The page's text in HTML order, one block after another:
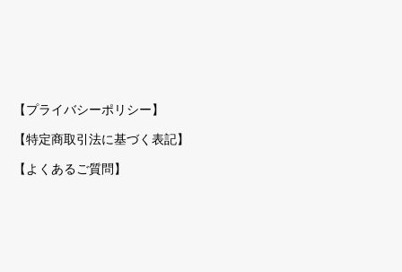
【プライバシーポリシー】
【特定商取引法に基づく表記】
【よくあるご質問】